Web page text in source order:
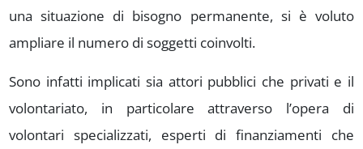
una situazione di bisogno permanente, si è voluto
ampliare il numero di soggetti coinvolti.
Sono infatti implicati sia attori pubblici che privati e il
volontariato, in particolare attraverso l’opera di
volontari specializzati, esperti di finanziamenti che